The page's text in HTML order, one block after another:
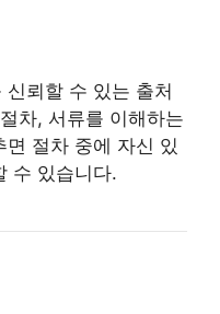
뢰할 수 있는 출처
차, 서류를 이해하는
절차 중에 자신 있
수 있습니다.